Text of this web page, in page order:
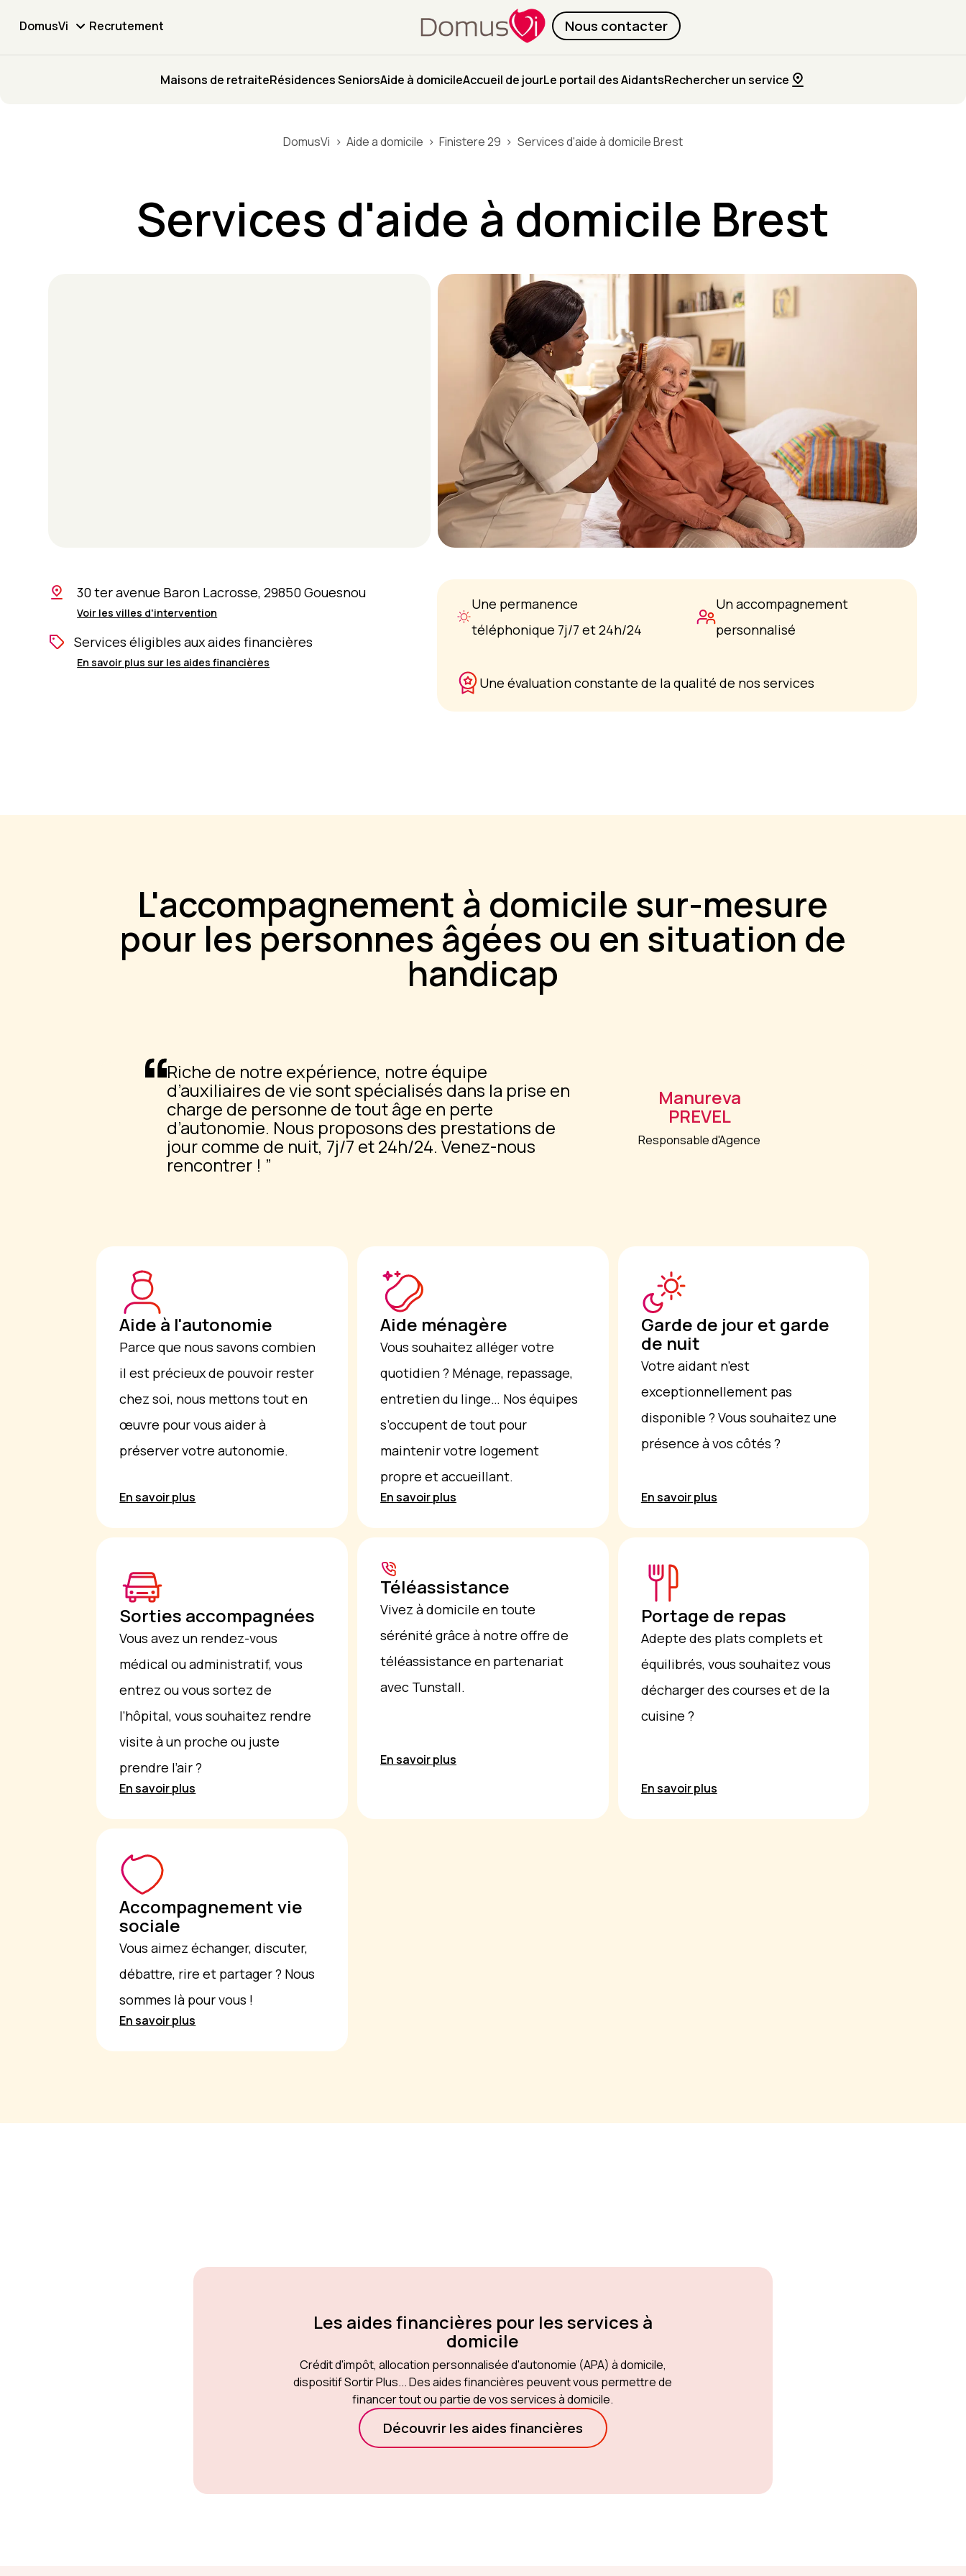
DomusVi Recrutement Nous contacter
Maisons de retraiteRésidences SeniorsAide à domicileAccueil de jourLe portail des AidantsRechercher un service
DomusVi Aide a domicile Finistere 29 Services d'aide à domicile Brest
Services d'aide à domicile Brest
30 ter avenue Baron Lacrosse, 29850 Gouesnou
Voir les villes d'intervention
Services éligibles aux aides financières
En savoir plus sur les aides financières
Une permanence
téléphonique 7j/7 et 24h/24
Un accompagnement
personnalisé
Une évaluation constante de la qualité de nos services
L'accompagnement à domicile sur-mesure
pour les personnes âgées ou en situation de
handicap
Manureva
PREVEL
Responsable d'Agence
Riche de notre expérience, notre équipe
d’auxiliaires de vie sont spécialisés dans la prise en
charge de personne de tout âge en perte
d’autonomie. Nous proposons des prestations de
jour comme de nuit, 7j/7 et 24h/24. Venez-nous
rencontrer !
Aide à l'autonomie
Parce que nous savons combien
il est précieux de pouvoir rester
chez soi, nous mettons tout en
œuvre pour vous aider à
préserver votre autonomie.
En savoir plus
Aide ménagère
Vous souhaitez alléger votre
quotidien ? Ménage, repassage,
entretien du linge… Nos équipes
s’occupent de tout pour
maintenir votre logement
propre et accueillant.
En savoir plus
Garde de jour et garde
de nuit
Votre aidant n’est
exceptionnellement pas
disponible ? Vous souhaitez une
présence à vos côtés ?
En savoir plus
Sorties accompagnées
Vous avez un rendez-vous
médical ou administratif, vous
entrez ou vous sortez de
l’hôpital, vous souhaitez rendre
visite à un proche ou juste
prendre l’air ?
En savoir plus
Téléassistance
Vivez à domicile en toute
sérénité grâce à notre offre de
téléassistance en partenariat
avec Tunstall.
En savoir plus
Portage de repas
Adepte des plats complets et
équilibrés, vous souhaitez vous
décharger des courses et de la
cuisine ?
En savoir plus
Accompagnement vie
sociale
Vous aimez échanger, discuter,
débattre, rire et partager ? Nous
sommes là pour vous !
En savoir plus
Les aides financières pour les services à
domicile
Crédit d'impôt, allocation personnalisée d'autonomie (APA) à domicile,
dispositif Sortir Plus... Des aides financières peuvent vous permettre de
financer tout ou partie de vos services à domicile.
Découvrir les aides financières